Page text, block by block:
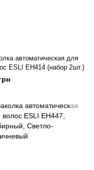
автоматическая для
ESLI EH414 (набор 2шт.)